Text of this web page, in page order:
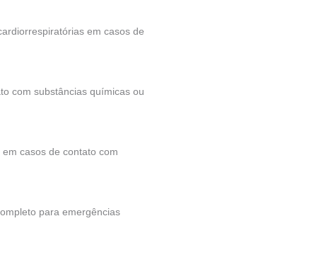
em casos de
com substâncias químicas ou
casos de contato com
para emergências